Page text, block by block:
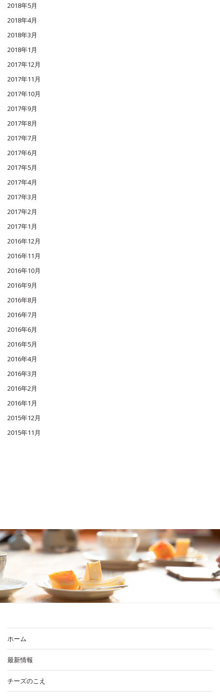
2018年5月
2018年4月
2018年3月
2018年1月
2017年12月
2017年11月
2017年10月
2017年9月
2017年8月
2017年7月
2017年6月
2017年5月
2017年4月
2017年3月
2017年2月
2017年1月
2016年12月
2016年11月
2016年10月
2016年9月
2016年8月
2016年7月
2016年6月
2016年5月
2016年4月
2016年3月
2016年2月
2016年1月
2015年12月
2015年11月
ホーム
最新情報
チーズのこえ